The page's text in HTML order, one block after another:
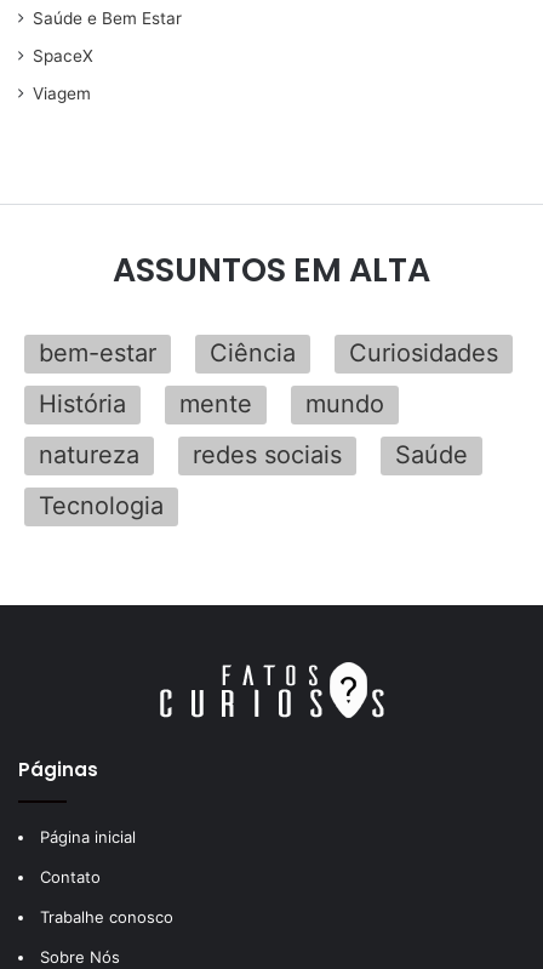
Saúde e Bem Estar
SpaceX
Viagem
ASSUNTOS EM ALTA
bem-estar Ciência
Curiosidades
História
mente
mundo
natureza
redes sociais
Saúde
Tecnologia
Páginas
Página inicial
Contato
Trabalhe conosco
Sobre Nós